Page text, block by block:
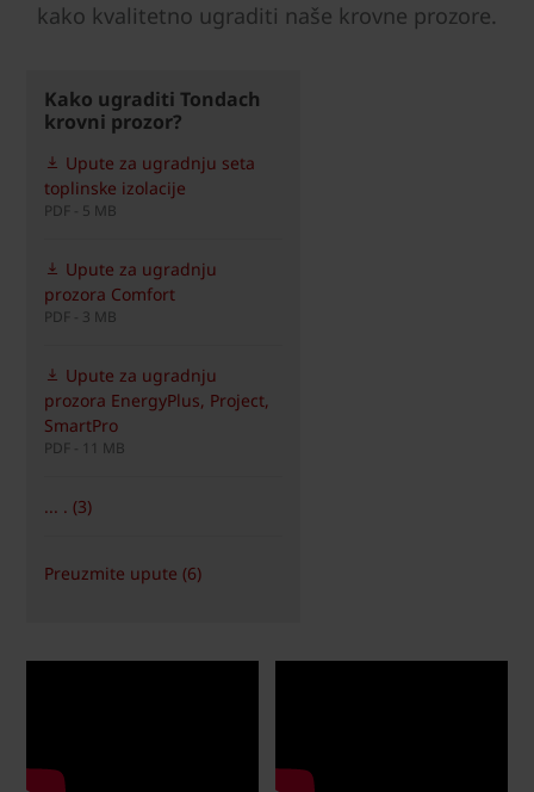
kako kvalitetno ugraditi naše krovne prozore.
Kako ugraditi Tondach
krovni prozor?
Upute za ugradnju seta
toplinske izolacije
PDF - 5 MB
Upute za ugradnju
prozora Comfort
PDF - 3 MB
Upute za ugradnju
prozora EnergyPlus, Project,
SmartPro
PDF - 11 MB
... . (3)
Preuzmite upute (6)